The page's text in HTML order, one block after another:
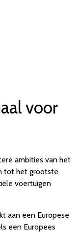
voor
ambities van het
tot het grootste
voertuigen
aan een Europese
een Europees